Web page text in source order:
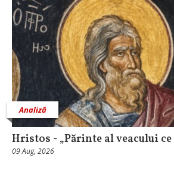
Analiză
Hristos - „Părinte al veacului ce
09 Aug, 2026